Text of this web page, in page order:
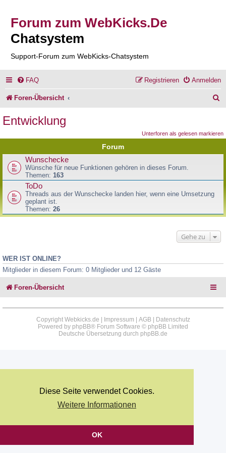
Diese Seite verwendet Cookies.
Weitere Informationen
OK
Forum zum WebKicks.De
Chatsystem
Support-Forum zum WebKicks-Chatsystem
FAQ Anmelden
Registrieren
Foren-Übersicht
e
Entwicklung
Unterforen als gelesen markieren
Forum
Wunschecke
Wünsche für neue Funktionen gehören in dieses Forum.
Themen: 163
ToDo
Threads aus der Wunschecke landen hier, wenn eine Umsetzung
geplant ist.
Themen: 26
Gehe zu
WER IST ONLINE?
Mitglieder in diesem Forum: 0 Mitglieder und 12 Gäste
Foren-Übersicht
Copyright Webkicks.de | Impressum AGB|
Datenschutz
Powered by phpBB® Forum Software © phpBB Limited
Deutsche Übersetzung durch phpBB.de